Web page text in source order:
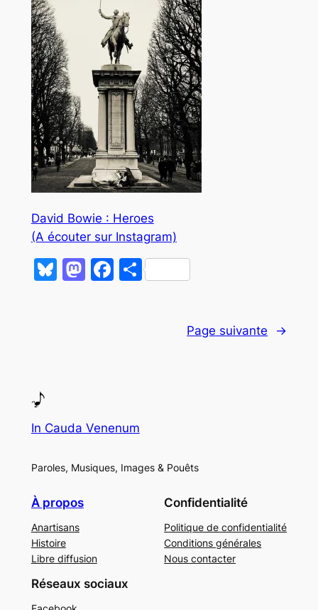
David Bowie : Heroes
(A écouter sur Instagram)
Bluesky
Mastodon
Facebook
Partager
Page suivante →
In Cauda Venenum
Paroles, Musiques, Images & Pouêts
À propos
Anartisans
Histoire
Libre diffusion
Confidentialité
Politique de confidentialité
Conditions générales
Nous contacter
Réseaux sociaux